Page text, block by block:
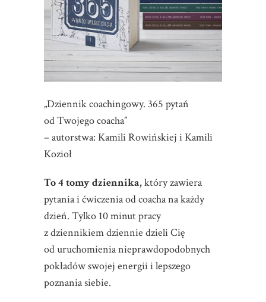
„Dziennik coachingowy. 365 pytań
od Twojego coacha”
– autorstwa: Kamili Rowińskiej i Kamili
Kozioł
To 4 tomy dziennika,który zawiera
pytania i ćwiczenia od coacha na każdy
dzień. Tylko 10 minut pracy
z dziennikiem dziennie dzieli Cię
od uruchomienia nieprawdopodobnych
pokładów swojej energii i lepszego
poznania siebie.